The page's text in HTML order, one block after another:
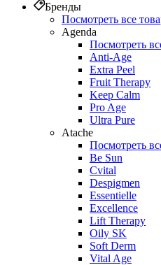
Бренды
Посмотреть все
Agenda
Посмотреть
Anti‑Age
Extra Peel
Fruit Therapy
Keep Calm
Pro Age
Ultra Pure
Atache
Посмотреть
Be Sun
Cvital
Despigmen
Essentielle
Excellence
Lift Therapy
Oily SK
Soft Derm
Vital Age